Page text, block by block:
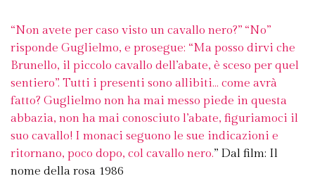
“Non avete per caso visto un cavallo nero?” “No”
risponde Guglielmo, e prosegue: “Ma posso dirvi che
Brunello, il piccolo cavallo dell’abate, è sceso per quel
sentiero”. Tutti i presenti sono allibiti… come avrà
fatto? Guglielmo non ha mai messo piede in questa
abbazia, non ha mai conosciuto l’abate, figuriamoci il
suo cavallo! I monaci seguono le sue indicazioni e
ritornano, poco dopo, col cavallo nero.” Dal film: Il
nome della rosa 1986